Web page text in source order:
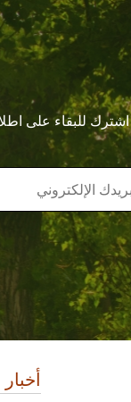
اشترك للبقاء على